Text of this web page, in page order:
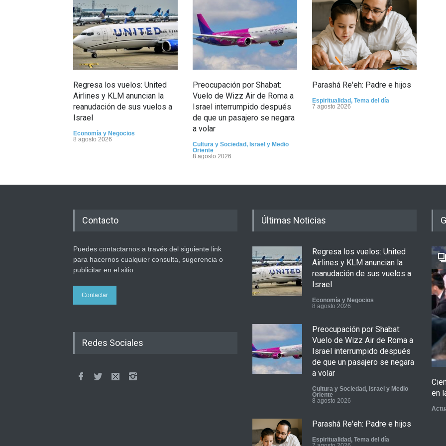
Regresa los vuelos: United
Airlines y KLM anuncian la
reanudación de sus vuelos a
Israel
Economía y Negocios
8 agosto 2026
Preocupación por Shabat:
Vuelo de Wizz Air de Roma a
Israel interrumpido después
de que un pasajero se negara
a volar
Cultura y Sociedad, Israel y Medio
Oriente
8 agosto 2026
Parashá Re'eh: Padre e hijos
Espiritualidad, Tema del día
7 agosto 2026
Contacto
Puedes contactarnos a través del siguiente link
para hacernos cualquier consulta, sugerencia o
publicitar en el sitio.
Contactar
Redes Sociales
Últimas Noticias
Regresa los vuelos: United
Airlines y KLM anuncian la
reanudación de sus vuelos a
Israel
Economía y Negocios
8 agosto 2026
Preocupación por Shabat:
Vuelo de Wizz Air de Roma a
Israel interrumpido después
de que un pasajero se negara
a volar
Cultura y Sociedad , Israel y Medio
Oriente
8 agosto 2026
Parashá Re'eh: Padre e hijos
Espiritualidad , Tema del día
en